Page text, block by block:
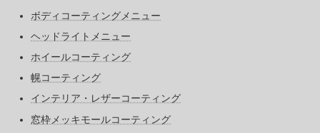
ボディコーティングメニュー
ヘッドライトメニュー
ホイールコーティング
幌コーティング
インテリア・レザーコーティング
窓枠メッキモールコーティング